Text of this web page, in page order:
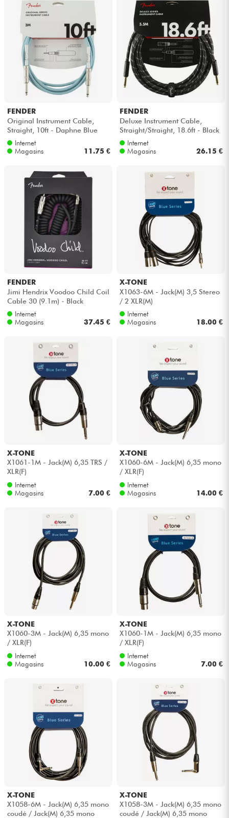
FENDER
Original Instrument Cable,
Straight, 10ft - Daphne Blue
Internet
Magasins
11.75 €
FENDER
Deluxe Instrument Cable,
Straight/Straight, 18.6ft - Black
TweedInternet
Magasins
26.15 €
FENDER
Jimi Hendrix Voodoo Child Coil
Cable 30 (9.1m) - Black
Internet
Magasins
37.45 €
X-TONE
X1063-6M - Jack(M) 3,5 Stereo
/ 2 XLR(M)
Internet
Magasins
18.00 €
X-TONE
X1061-1M - Jack(M) 6,35 TRS /
XLR(F)
Internet
Magasins
7.00 €
X-TONE
X1060-6M - Jack(M) 6,35 mono
/ XLR(F)
Internet
Magasins
14.00 €
X-TONE
X1060-3M - Jack(M) 6,35 mono
/ XLR(F)
Internet
Magasins
10.00 €
X-TONE
X1060-1M - Jack(M) 6,35 mono
/ XLR(F)
Internet
Magasins
7.00 €
X-TONE
X1058-6M - Jack(M) 6,35 mono
coudé / Jack(M) 6,35 mono
X-TONE
X1058-3M - Jack(M) 6,35 mono
coudé / Jack(M) 6,35 mono